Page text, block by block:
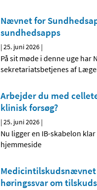
Nævnet for
sundhedsapps
|25. juni 2026 |
På sit møde i denne uge
sekretariatsbetjenes af
Arbejder du med
klinisk forsøg?
|25. juni 2026 |
Nu ligger en IB-skabelon
hjemmeside
høringssvar om